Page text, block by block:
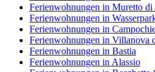
Ferienwohnungen in Muretto di
Ferienwohnungen in
Ferienwohnungen in
Ferienwohnungen in Villanova
Ferienwohnungen in Bastia
Ferienwohnungen in Alassio